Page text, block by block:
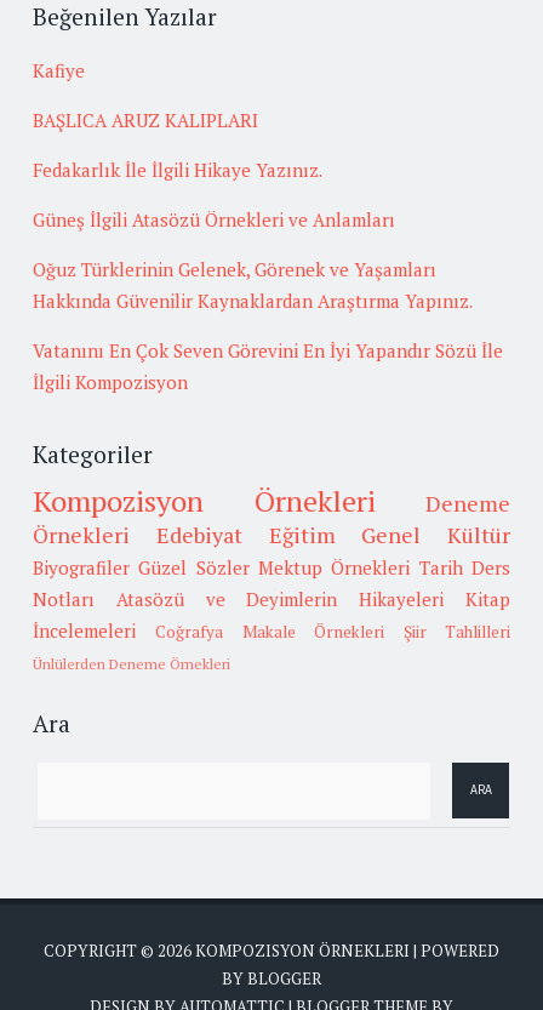
Beğenilen Yazılar
Kafiye
BAŞLICA ARUZ KALIPLARI
Fedakarlık İle İlgili Hikaye Yazınız.
Güneş İlgili Atasözü Örnekleri ve Anlamları
Oğuz Türklerinin Gelenek, Görenek ve Yaşamları
Hakkında Güvenilir Kaynaklardan Araştırma Yapınız.
Vatanını En Çok Seven Görevini En İyi Yapandır Sözü İle
İlgili Kompozisyon
Kategoriler
Kompozisyon Örnekleri
Deneme
Örnekleri
Edebiyat Eğitim Genel Kültür
Biyografiler Güzel Sözler Mektup Örnekleri Tarih Ders
Notları
Atasözü ve Deyimlerin Hikayeleri
Kitap
İncelemeleri
Coğrafya Makale Örnekleri Şiir Tahlilleri
Ünlülerden Deneme Örnekleri
Ara
COPYRIGHT © 2026KOMPOZISYON ÖRNEKLERI | POWERED
BYBLOGGER